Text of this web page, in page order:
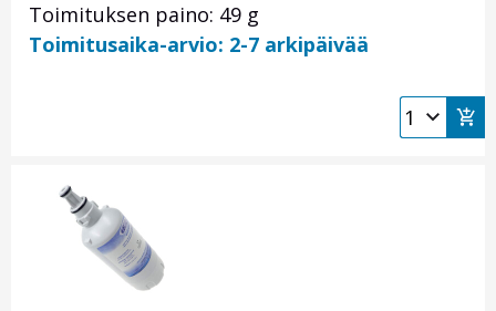
Toimituksen paino: 49 g
Toimitusaika-arvio: 2-7 arkipäivää